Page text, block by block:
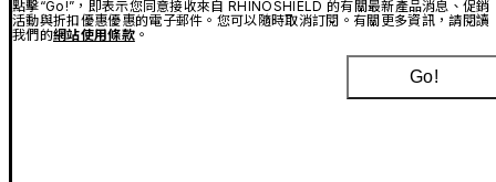
點擊“Go!”，即表示您同意接收來自 RHINOSHIELD 的有關最新產品消息、促銷
活動與折扣優惠優惠的電子郵件。您可以隨時取消訂閱。有關更多資訊，請閱讀
我們的網站使用條款。
Go!